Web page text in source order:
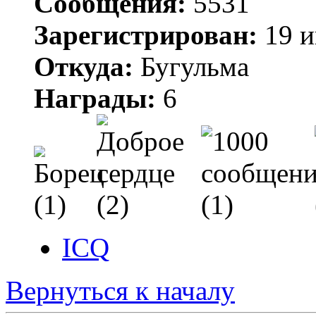
Зарегистрирован: 19
Откуда: Бугульма
Награды: 6
ICQ
Вернуться к началу